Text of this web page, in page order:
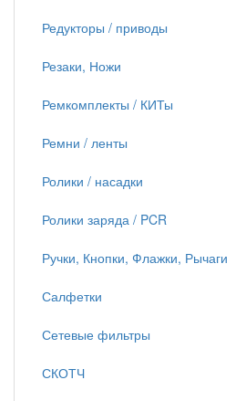
Редукторы / приводы
Резаки, Ножи
Ремкомплекты / КИТы
Ремни / ленты
Ролики / насадки
Ролики заряда / PCR
Ручки, Кнопки, Флажки, Рычаги
Салфетки
Сетевые фильтры
СКОТЧ